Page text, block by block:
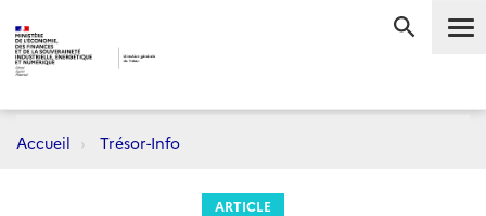
Accueil Trésor-Info
ARTICLE